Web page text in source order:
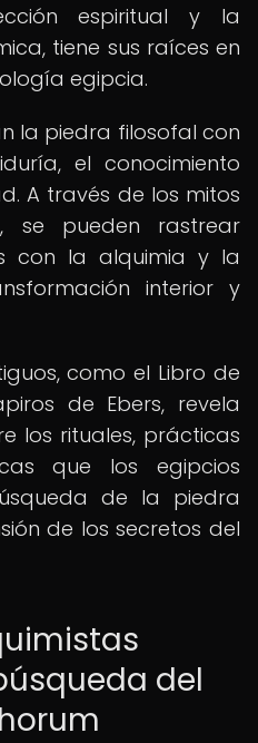
espiritual y la
tiene sus raíces en
egipcia.
la piedra filosofal con
el conocimiento
A través de los mitos
se pueden rastrear
con la alquimia y la
interior y
como el Libro de
de Ebers, revela
los rituales, prácticas
que los egipcios
de la piedra
de los secretos del
del